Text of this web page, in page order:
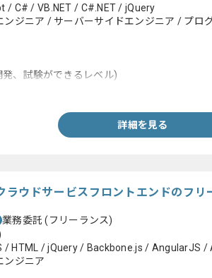
/ C# / VB.NET / C#.NET / jQuery
ンジニア / サーバーサイドエンジニア / プロ
、試験ができるレベル)
詳細を見る
ラウドサービスフロントエンドのフリ
業務委託(フリーランス)
/ HTML / jQuery / Backbone.js / AngularJS /
ンジニア